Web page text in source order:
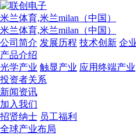
米兰体育,米兰milan（中国）
米兰体育,米兰milan（中国）
公司简介 发展历程 技术创新 企
产品介绍
光学产业 触显产业 应用终端产业
投资者关系
新闻资讯
加入我们
招贤纳士 员工福利
全球产业布局